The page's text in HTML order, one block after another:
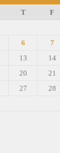
T F
6 7
13 14
20 21
27 28